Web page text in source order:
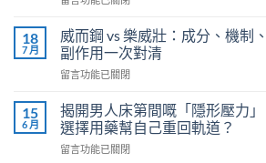
解
泌
尿
醫
教
你
安
軟
掉？
Kamagra
液
威
而
使
而
鋼
正
確
用
7
步
＋
18
7 月
威而鋼 vs 樂威壯：成分、機制
副作用一次對清
在
而
鋼
vs
樂
留言功能已關閉
15
6 月
揭開男人床第間嘅「隱形壓力
選擇用藥幫自己重回軌道？
在
留言功能已關閉